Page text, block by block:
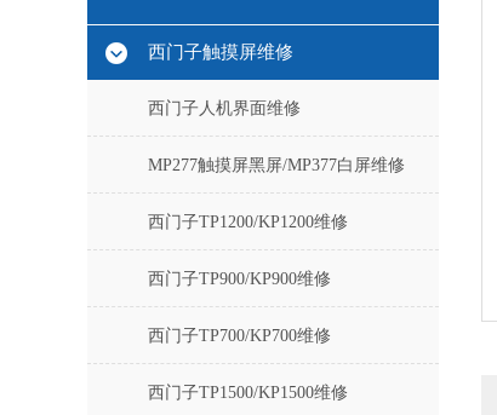
西门子触摸屏维修
西门子人机界面维修
MP277触摸屏黑屏/MP377白屏维修
西门子TP1200/KP1200维修
西门子TP900/KP900维修
西门子TP700/KP700维修
西门子TP1500/KP1500维修